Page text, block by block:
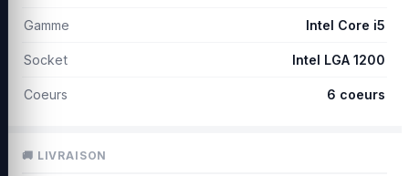
Gamme Intel Core i5
Socket Intel LGA 1200
Coeurs 6 coeurs
🚚 LIVRAISON